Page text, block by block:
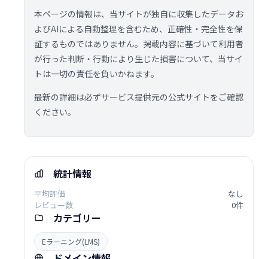
本ページの情報は、当サイトが独自に収集したデータお
よびAIによる自動整理を含むため、正確性・完全性を保
証するものではありません。掲載内容に基づいて利用者
が行った判断・行動により生じた損害について、当サイ
トは一切の責任を負いかねます。
最新の詳細は必ずサービス提供元の公式サイトをご確認
ください。
統計情報
平均評価
なし
レビュー数
0件
カテゴリー
Eラーニング(LMS)